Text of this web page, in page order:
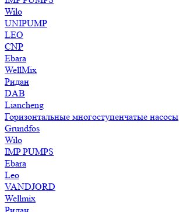
Wilo
UNIPUMP
LEO
CNP
Ebara
WellMix
Ридан
DAB
Liancheng
Горизонтальные многоступенчатые насосы
Grundfos
Wilo
IMP PUMPS
Ebara
Leo
VANDJORD
Wellmix